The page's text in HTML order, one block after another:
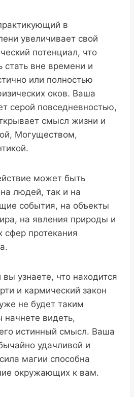
в
увеличивает свой
потенциал, что
стать вне времени и
или полностью
оков. Ваша
серой повседневностью,
смысл жизни и
Могуществом,
может быть
людей, так и на
события, на объекты
на явления природы и
сфер протекания
узнаете, что находится
и кармический закон
не будет таким
видеть,
истинный смысл. Ваша
удачливой и
магии способна
окружающих к вам.